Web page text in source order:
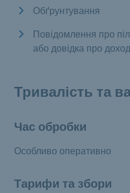
Обґрунтування
Повідомлення про
або довідка про
Тривалість та
Час обробки
Особливо оперативно
Тарифи та збори